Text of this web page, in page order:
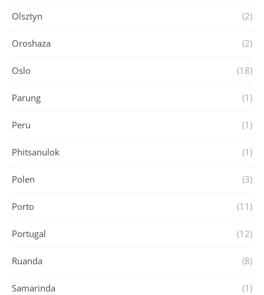
Olsztyn (2)
Oroshaza (2)
Oslo (18)
Parung (1)
Peru (1)
Phitsanulok (1)
Polen (3)
Porto (11)
Portugal (12)
Ruanda (8)
Samarinda (1)